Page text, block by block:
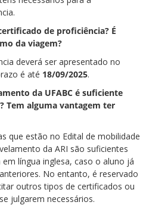
de proficiência? É
da viagem?
deverá ser apresentado no
é até 18/09/2025.
da UFABC é suficiente
Tem alguma vantagem ter
que estão no Edital de mobilidade
da ARI são suficientes
língua inglesa, caso o aluno já
No entanto, é reservado
outros tipos de certificados ou
julgarem necessários.